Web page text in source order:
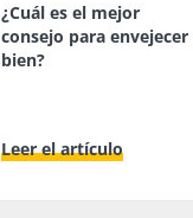
¿Cuál es el mejor
consejo para envejecer
bien?
Leer el artículo